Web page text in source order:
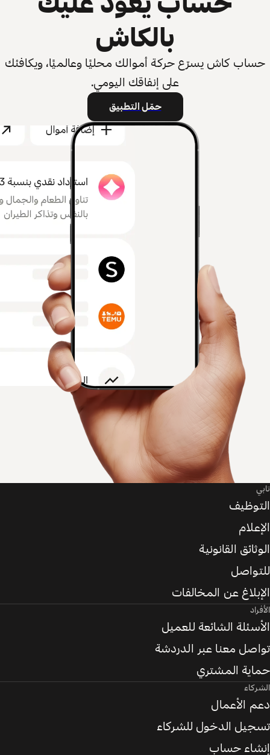
بالكاش
حساب كاش يسرّع حركة أموالك محليًا وعالميًا، ويكافئك
على إنفاقك اليومي.
حمّل التطبيق
تابي
التوظيف
الإعلام
الوثائق القانونية
للتواصل
الإبلاغ عن المخالفات
الأفراد
الأسئلة الشائعة للعميل
تواصل معنا عبر الدردشة
حماية المشتري
الشركاء
دعم الأعمال
تسجيل الدخول للشركاء
إنشاء حساب